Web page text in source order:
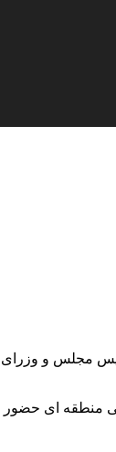
مجلس و
منطقه ای حضور